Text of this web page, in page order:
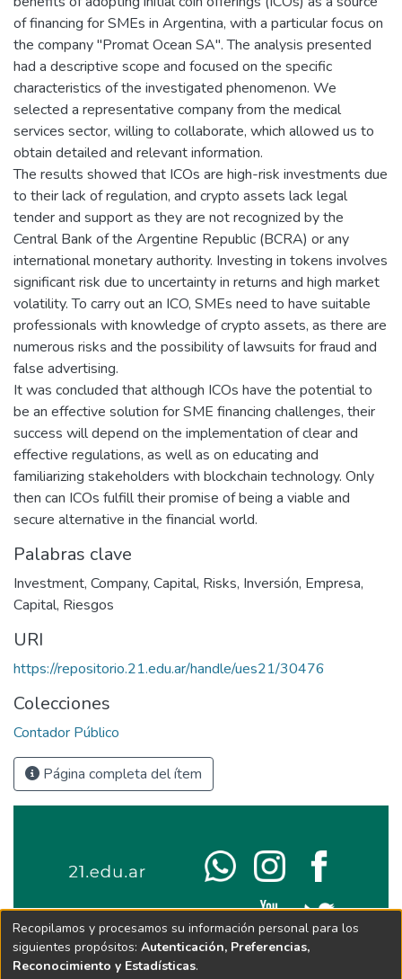
of financing for SMEs in Argentina, with a particular focus on
the company "Promat Ocean SA". The analysis presented
had a descriptive scope and focused on the specific
characteristics of the investigated phenomenon. We
selected a representative company from the medical
services sector, willing to collaborate, which allowed us to
obtain detailed and relevant information.
The results showed that ICOs are high-risk investments due
to their lack of regulation, and crypto assets lack legal
tender and support as they are not recognized by the
Central Bank of the Argentine Republic (BCRA) or any
international monetary authority. Investing in tokens involves
significant risk due to uncertainty in returns and high market
volatility. To carry out an ICO, SMEs need to have suitable
professionals with knowledge of crypto assets, as there are
numerous risks and the possibility of lawsuits for fraud and
false advertising.
It was concluded that although ICOs have the potential to
be an effective solution for SME financing challenges, their
success will depend on the implementation of clear and
effective regulations, as well as on educating and
familiarizing stakeholders with blockchain technology. Only
then can ICOs fulfill their promise of being a viable and
secure alternative in the financial world.
Palabras clave
Investment, Company, Capital, Risks, Inversión, Empresa,
Capital, Riesgos
URI
https://repositorio.21.edu.ar/handle/ues21/30476
Colecciones
Contador Público
Página completa del ítem
Recopilamos y procesamos su información personal para los
siguientes propósitos: Autenticación, Preferencias,
Reconocimiento y Estadísticas.